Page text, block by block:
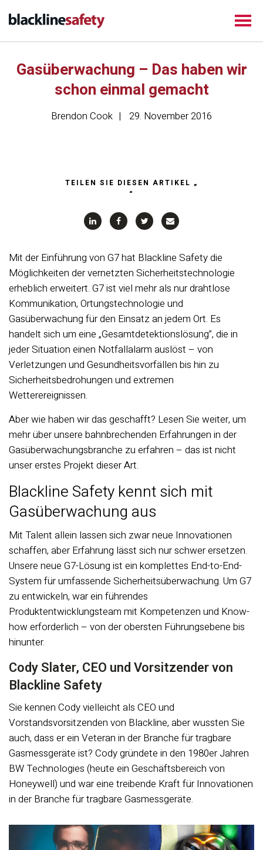
Gasüberwachung – Das haben wir
schon einmal gemacht
Brendon Cook 29. November 2016
TEILEN SIE DIESEN ARTIKEL „
“
Mit der Einführung von G7 hat Blackline Safety die
Möglichkeiten der vernetzten Sicherheitstechnologie
erheblich erweitert. G7 ist viel mehr als nur drahtlose
Kommunikation, Ortungstechnologie und
Gasüberwachung für den Einsatz an jedem Ort. Es
handelt sich um eine „Gesamtdetektionslösung”, die in
jeder Situation einen Notfallalarm auslöst – von
Verletzungen und Gesundheitsvorfällen bis hin zu
Sicherheitsbedrohungen und extremen
Wetterereignissen.
Aber wie haben wir das geschafft? Lesen Sie weiter, um
mehr über unsere bahnbrechenden Erfahrungen in der
Gasüberwachungsbranche zu erfahren – das ist nicht
unser erstes Projekt dieser Art.
Blackline Safety kennt sich mit
Gasüberwachung aus
Mit Talent allein lassen sich zwar neue Innovationen
schaffen, aber Erfahrung lässt sich nur schwer ersetzen.
Unsere neue G7-Lösung ist ein komplettes End-to-End-
System für umfassende Sicherheitsüberwachung. Um G7
zu entwickeln, war ein führendes
Produktentwicklungsteam mit Kompetenzen und Know-
how erforderlich – von der obersten Führungsebene bis
hinunter.
Cody Slater, CEO und Vorsitzender von
Blackline Safety
Sie kennen Cody vielleicht als CEO und
Vorstandsvorsitzenden von Blackline, aber wussten Sie
auch, dass er ein Veteran in der Branche für tragbare
Gasmessgeräte ist? Cody gründete in den 1980er Jahren
BW Technologies (heute ein Geschäftsbereich von
Honeywell) und war eine treibende Kraft für Innovationen
in der Branche für tragbare Gasmessgeräte.